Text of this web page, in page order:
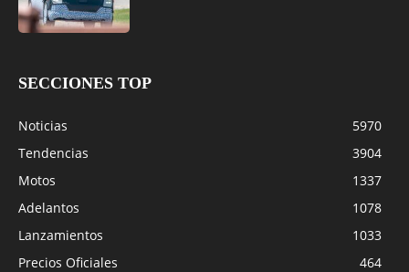
SECCIONES TOP
Noticias
5970
Tendencias
3904
Motos
1337
Adelantos
1078
Lanzamientos
1033
Precios Oficiales
464